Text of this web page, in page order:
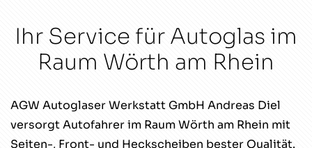
Ihr Service für Autoglas im
Raum Wörth am Rhein
AGW Autoglaser Werkstatt GmbH Andreas Diel
versorgt Autofahrer im Raum Wörth am Rhein mit
Seiten-, Front- und Heckscheiben bester Qualität.